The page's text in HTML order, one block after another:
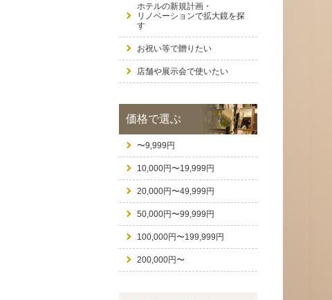
ホテルの新規計画・
リノベーションで拡大鏡を探
す
お祝い等で贈りたい
店舗や展示会で使いたい
価格で選ぶ
〜9,999円
10,000円〜19,999円
20,000円〜49,999円
50,000円〜99,999円
100,000円〜199,999円
200,000円〜